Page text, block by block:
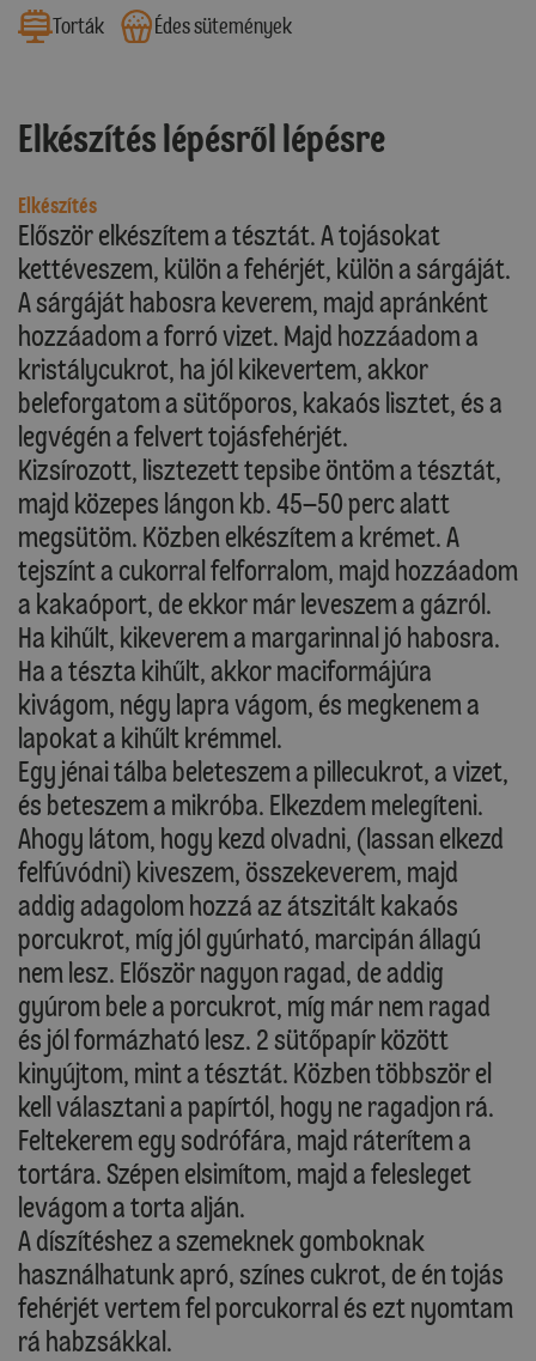
Torták
Édes sütemények
Elkészítés lépésről lépésre
Elkészítés
Először elkészítem a tésztát. A tojásokat
kettéveszem, külön a fehérjét, külön a sárgáját.
A sárgáját habosra keverem, majd apránként
hozzáadom a forró vizet. Majd hozzáadom a
kristálycukrot, ha jól kikevertem, akkor
beleforgatom a sütőporos, kakaós lisztet, és a
legvégén a felvert tojásfehérjét.
Kizsírozott, lisztezett tepsibe öntöm a tésztát,
majd közepes lángon kb. 45–50 perc alatt
megsütöm. Közben elkészítem a krémet. A
tejszínt a cukorral felforralom, majd hozzáadom
a kakaóport, de ekkor már leveszem a gázról.
Ha kihűlt, kikeverem a margarinnal jó habosra.
Ha a tészta kihűlt, akkor maciformájúra
kivágom, négy lapra vágom, és megkenem a
lapokat a kihűlt krémmel.
Egy jénai tálba beleteszem a pillecukrot, a vizet,
és beteszem a mikróba. Elkezdem melegíteni.
Ahogy látom, hogy kezd olvadni, (lassan elkezd
felfúvódni) kiveszem, összekeverem, majd
addig adagolom hozzá az átszitált kakaós
porcukrot, míg jól gyúrható, marcipán állagú
nem lesz. Először nagyon ragad, de addig
gyúrom bele a porcukrot, míg már nem ragad
és jól formázható lesz. 2 sütőpapír között
kinyújtom, mint a tésztát. Közben többször el
kell választani a papírtól, hogy ne ragadjon rá.
Feltekerem egy sodrófára, majd ráterítem a
tortára. Szépen elsimítom, majd a felesleget
levágom a torta alján.
A díszítéshez a szemeknek gomboknak
használhatunk apró, színes cukrot, de én tojás
fehérjét vertem fel porcukorral és ezt nyomtam
rá habzsákkal.